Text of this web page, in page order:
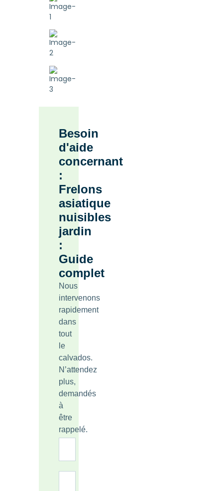
Besoin
d'aide
concernant
:
Frelons
asiatique
nuisibles
jardin
:
Guide
complet
Nous
intervenons
rapidement
dans
tout
le
calvados.
N’attendez
plus,
demandés
à
être
rappelé.